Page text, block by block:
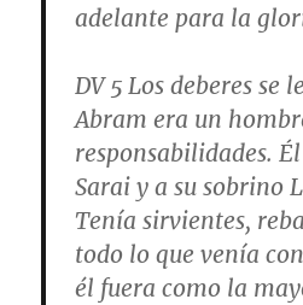
adelante para la
DV 5 Los deberes se
Abram era un
responsabilidades.
Sarai y a su sobrino
Tenía sirvientes,
todo lo que venía
él fuera como la